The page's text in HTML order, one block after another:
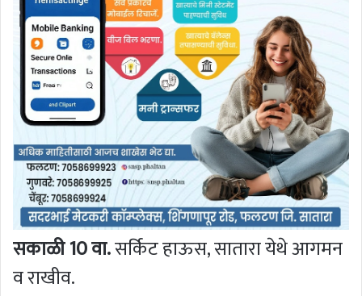
सकाळी 10 वा.सर्किट हाऊस, सातारा येथे आगमन
व राखीव.